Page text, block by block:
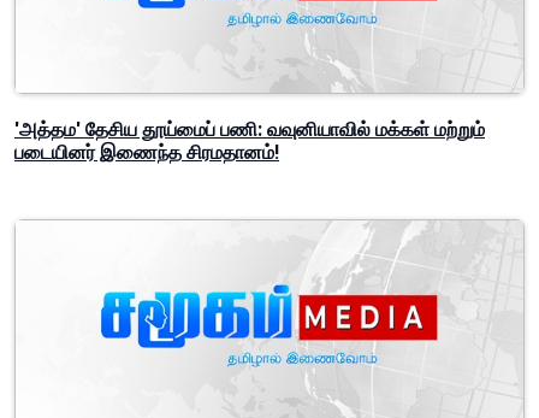
'அத்தம' தேசிய தூய்மைப் பணி: வவுனியாவில் மக்கள் மற்றும்
படையினர் இணைந்த சிரமதானம்!